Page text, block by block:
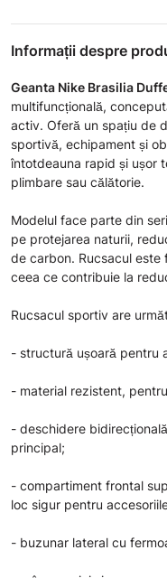
Informații despre
Geanta Nike Brasilia
multifuncțională,
activ. Oferă un spațiu de
sportivă, echipament și
întotdeauna rapid și ușor
plimbare sau călătorie.
Modelul face parte din
pe protejarea naturii,
de carbon. Rucsacul este
ceea ce contribuie la
Rucsacul sportiv are
- structură ușoară pentru
- material rezistent,
- deschidere
principal;
- compartiment frontal
loc sigur pentru
- buzunar lateral cu